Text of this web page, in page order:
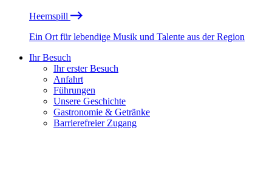
Heemspill
Ein Ort für lebendige Musik und Talente aus der Region
Ihr Besuch
Ihr erster Besuch
Anfahrt
Führungen
Unsere Geschichte
Gastronomie & Getränke
Barrierefreier Zugang